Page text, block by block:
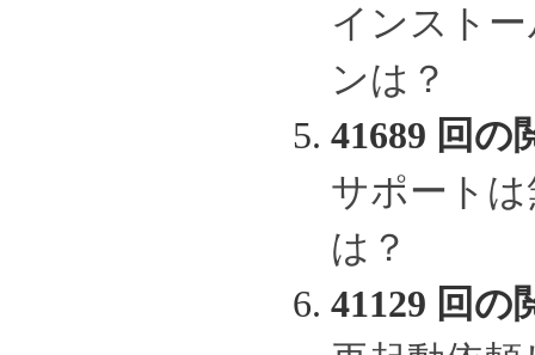
インスト
ンは？
41689 回の
サポート
は？
41129 回の